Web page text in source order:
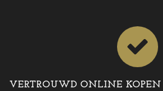
VERTROUWD ONLINE KOPEN